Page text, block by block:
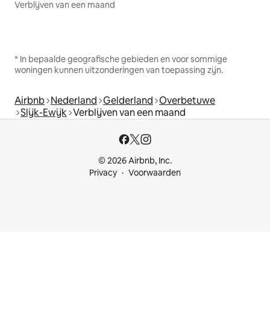
Verblijven van een maand
* In bepaalde geografische gebieden en voor sommige
woningen kunnen uitzonderingen van toepassing zijn.
Airbnb Nederland Gelderland Overbetuwe
Slijk-Ewijk Verblijven van een maand
© 2026 Airbnb, Inc.
Privacy
Voorwaarden